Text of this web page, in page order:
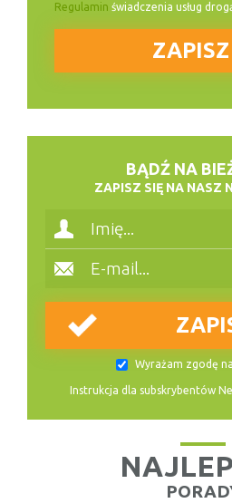
Regulamin świadczenia usług
BĄDŹ NA
ZAPISZ SIĘ NA NASZ
Wyrażam zgodę na
Instrukcja dla subskrybentów